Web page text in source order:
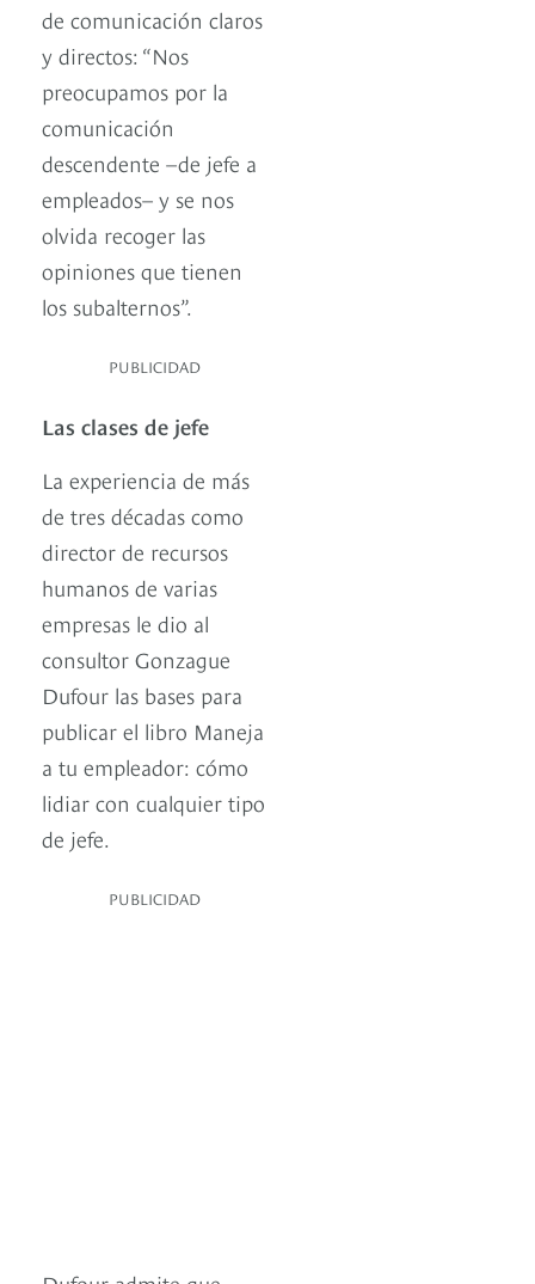
de comunicación claros
y directos: “Nos
preocupamos por la
comunicación
descendente –de jefe a
empleados– y se nos
olvida recoger las
opiniones que tienen
los subalternos”.
PUBLICIDAD
Las clases de jefe
La experiencia de más
de tres décadas como
director de recursos
humanos de varias
empresas le dio al
consultor Gonzague
Dufour las bases para
publicar el libro Maneja
a tu empleador: cómo
lidiar con cualquier tipo
de jefe.
PUBLICIDAD